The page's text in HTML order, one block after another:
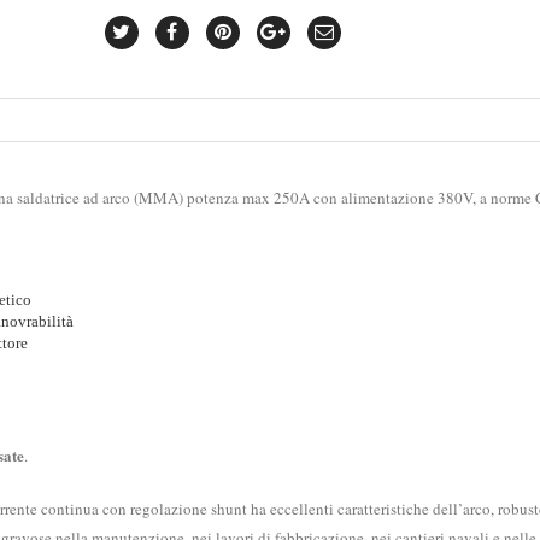
saldatrice ad arco (MMA) potenza max 250A con alimentazione 380V, a norme
.
continua con regolazione shunt ha eccellenti caratteristiche dell’arco,